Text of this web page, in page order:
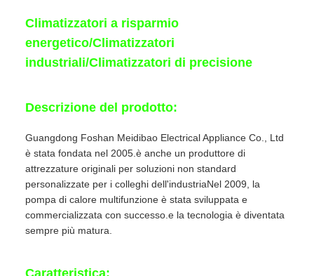
Climatizzatori a risparmio
energetico/Climatizzatori
industriali/Climatizzatori di precisione
Descrizione del prodotto:
Guangdong Foshan Meidibao Electrical Appliance Co., Ltd
è stata fondata nel 2005.è anche un produttore di
attrezzature originali per soluzioni non standard
personalizzate per i colleghi dell'industriaNel 2009, la
pompa di calore multifunzione è stata sviluppata e
commercializzata con successo.e la tecnologia è diventata
sempre più matura.
Caratteristica: